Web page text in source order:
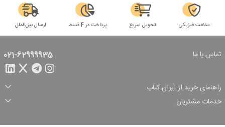
سلامت فیزیکی تحویل سریع پرداخت در 4 قسط ارسال بین‌الملل
تماس با ما 021-62999935
راهنمای خرید از ایران کتاب
ثبت سفارش
شرایط ارسال سفارش
شیوه پرداخت
تخفیف‌های خرید
خدمات مشتریان